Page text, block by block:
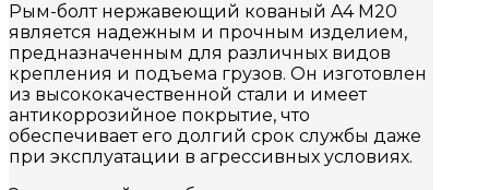
Рым-болт нержавеющий кованый A4 M20
является надежным и прочным изделием,
предназначенным для различных видов
крепления и подъема грузов. Он изготовлен
из высококачественной стали и имеет
антикоррозийное покрытие, что
обеспечивает его долгий срок службы даже
при эксплуатации в агрессивных условиях.